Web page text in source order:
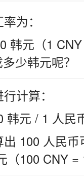
为：
韩元（1
少韩元呢？
计算：
韩元 / 1 人民
100 人民
（100 CNY =